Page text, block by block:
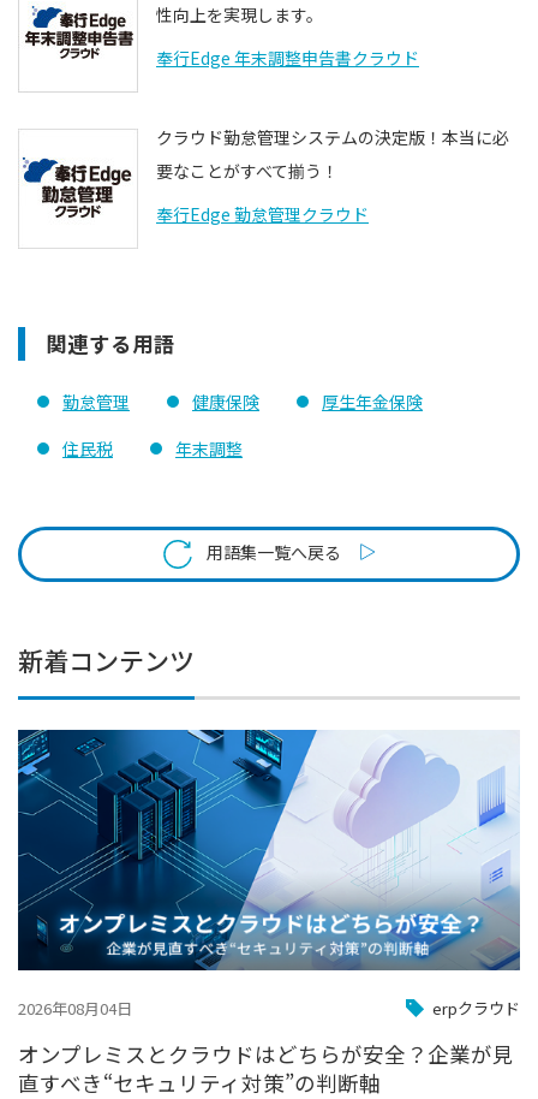
性向上を実現します。
奉行Edge 年末調整申告書クラウド
クラウド勤怠管理システムの決定版！本当に必
要なことがすべて揃う！
奉行Edge 勤怠管理クラウド
関連する用語
勤怠管理 健康保険
厚生年金保険
住民税
年末調整
用語集一覧へ戻る
新着コンテンツ
2026年08月04日 erpクラウド
オンプレミスとクラウドはどちらが安全？企業が見
直すべき“セキュリティ対策”の判断軸